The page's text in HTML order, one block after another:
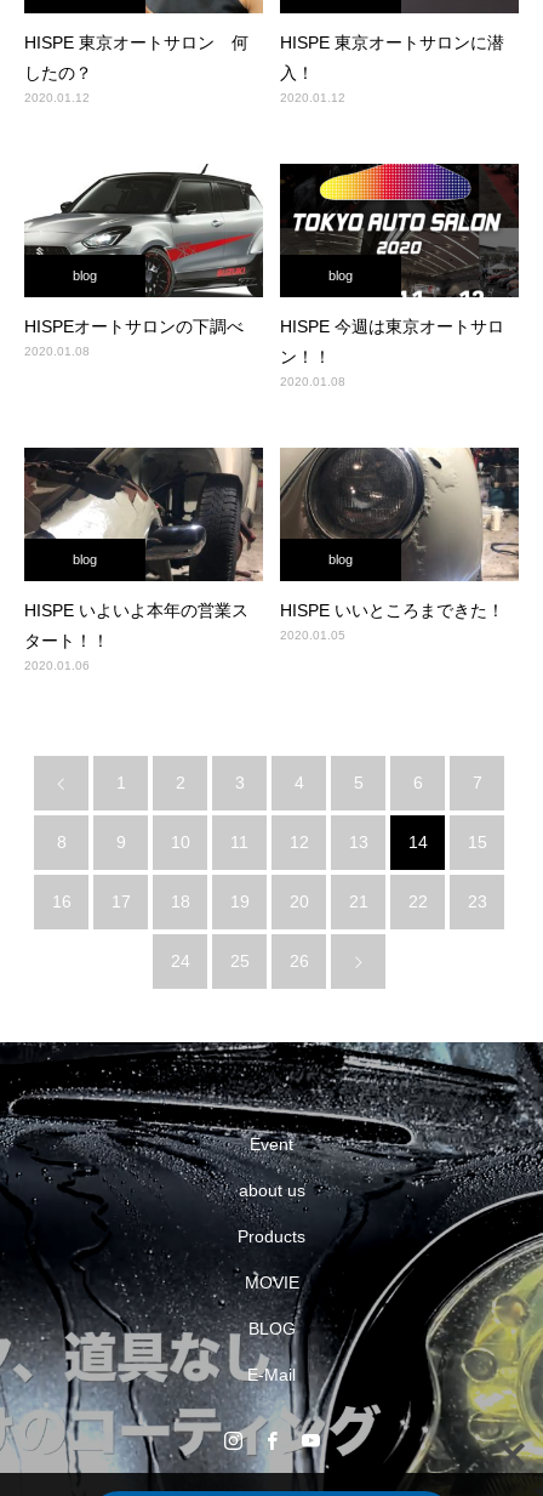
HISPE 東京オートサロン 何
したの？
2020.01.12
HISPE 東京オートサロンに潜
入！
2020.01.12
blog
HISPEオートサロンの下調べ
2020.01.08
blog
HISPE 今週は東京オートサロ
ン！！
2020.01.08
blog
HISPE いよいよ本年の営業ス
タート！！
2020.01.06
blog
HISPE いいところまできた！
2020.01.05
1 2 3 4 5 6 7
8 9 10 11 12 13 14 15
16 17 18 19 20 21 22 23
24 25 26
Event
about us
Products
MOVIE
BLOG
E-Mail